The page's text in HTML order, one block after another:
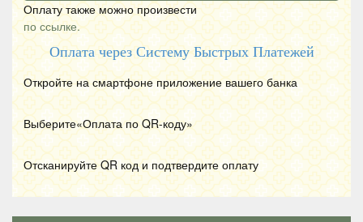
Оплату также можно произвести
по ссылке.
Оплата через Систему Быстрых Платежей
Откройте на смартфоне приложение вашего банка
Выберите«Оплата по QR-коду»
Отсканируйте QR код и подтвердите оплату